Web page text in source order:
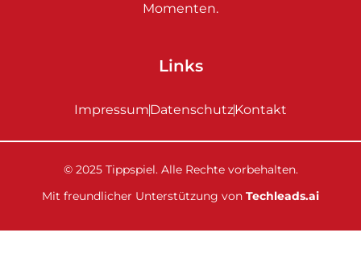
Momenten.
Links
ImpressumDatenschutzKontakt
© 2025 Tippspiel. Alle Rechte vorbehalten.
Mit freundlicher Unterstützung von Techleads.ai